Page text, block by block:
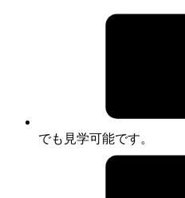
でも見学可能です。